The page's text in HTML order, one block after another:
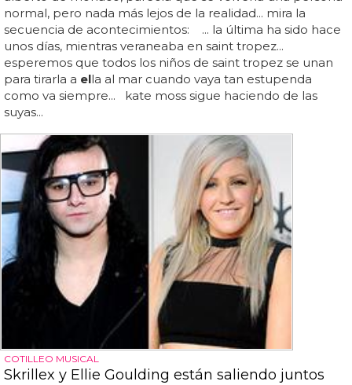
normal, pero nada más lejos de la realidad... mira la
secuencia de acontecimientos: ... la última ha sido hace
unos días, mientras veraneaba en saint tropez...
esperemos que todos los niños de saint tropez se unan
para tirarla a ella al mar cuando vaya tan estupenda
como va siempre... kate moss sigue haciendo de las
suyas...
COTILLEO MUSICAL
Skrillex y Ellie Goulding están saliendo juntos